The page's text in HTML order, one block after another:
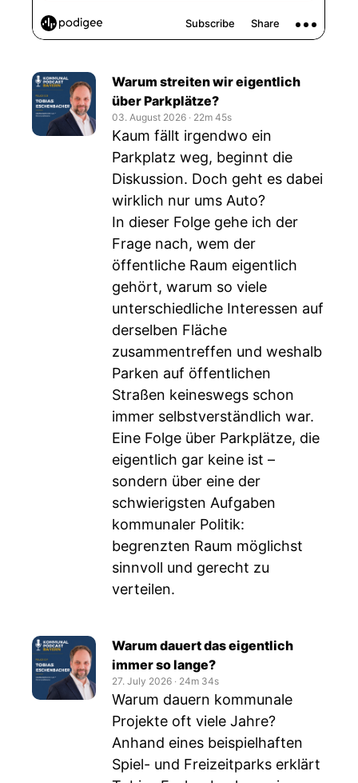
Warum streiten wir eigentlich
über Parkplätze?
03. August 2026 ‧ 22m 45s
Kaum fällt irgendwo ein
Parkplatz weg, beginnt die
Diskussion. Doch geht es dabei
wirklich nur ums Auto?
In dieser Folge gehe ich der
Frage nach, wem der
öffentliche Raum eigentlich
gehört, warum so viele
unterschiedliche Interessen auf
derselben Fläche
zusammentreffen und weshalb
Parken auf öffentlichen
Straßen keineswegs schon
immer selbstverständlich war.
Eine Folge über Parkplätze, die
eigentlich gar keine ist –
sondern über eine der
schwierigsten Aufgaben
kommunaler Politik:
begrenzten Raum möglichst
sinnvoll und gerecht zu
verteilen.
Warum dauert das eigentlich
immer so lange?
27. July 2026 ‧ 24m 34s
Warum dauern kommunale
Projekte oft viele Jahre?
Anhand eines beispielhaften
Spiel- und Freizeitparks erklärt